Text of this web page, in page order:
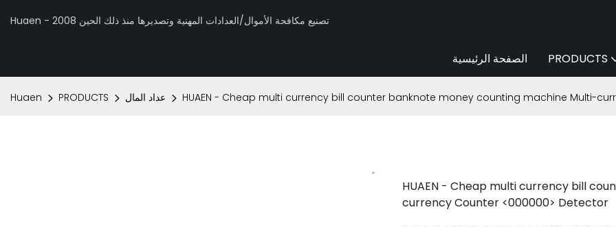
Huaen - تصنيع مكافحة الأموال/العدادات المهنية وتصديرها منذ ذلك الحين 2008
الصفحة الرئيسية PRODUCTS
Huaen PRODUCTS عداد المال HUAEN - Cheap multi currency bill counter banknote money counting machine Multi-
HUAEN - Cheap multi currency bill
currency Counter <000000> Detector